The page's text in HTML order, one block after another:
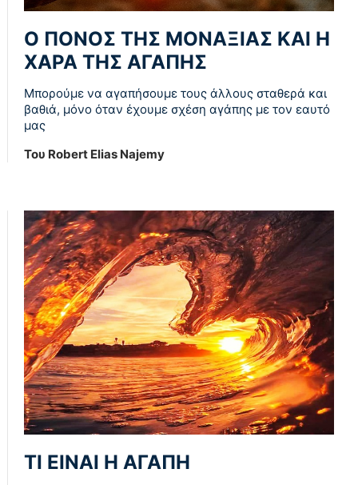
Ο ΠΟΝΟΣ ΤΗΣ ΜΟΝΑΞΙΑΣ ΚΑΙ Η
ΧΑΡΑ ΤΗΣ ΑΓΑΠΗΣ
Μπορούμε να αγαπήσουμε τους άλλους σταθερά και
βαθιά, μόνο όταν έχουμε σχέση αγάπης με τον εαυτό
μας
Του Robert Elias Najemy
ΤΙ ΕΙΝΑΙ Η ΑΓΑΠΗ